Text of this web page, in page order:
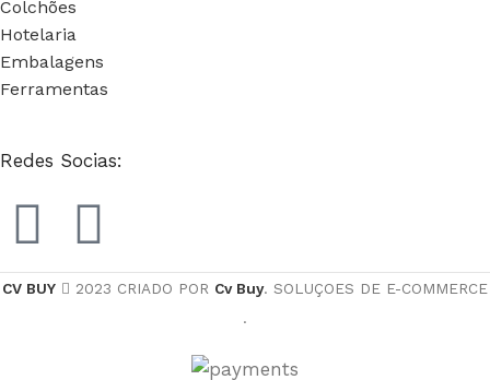
Colchões
Hotelaria
Embalagens
Ferramentas
Redes Socias:
CV BUY 2023 CRIADO POR Cv Buy. SOLUÇOES DE E-COMMERCE
.